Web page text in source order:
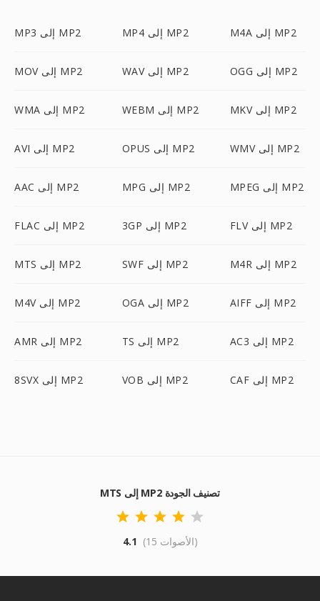
MP3 إلى MP2 MP4 إلى MP2 M4A إلى MP2
MOV إلى MP2 WAV إلى MP2 OGG إلى MP2
WMA إلى MP2 WEBM إلى MP2 MKV إلى MP2
AVI إلى MP2 OPUS إلى MP2 WMV إلى MP2
AAC إلى MP2 MPG إلى MP2 MPEG إلى MP2
FLAC إلى MP2 3GP إلى MP2 FLV إلى MP2
MTS إلى MP2 SWF إلى MP2 M4R إلى MP2
M4V إلى MP2 OGA إلى MP2 AIFF إلى MP2
AMR إلى MP2 TS إلى MP2 AC3 إلى MP2
8SVX إلى MP2 VOB إلى MP2 CAF إلى MP2
MTS إلى MP2 تصنيف الجودة
4.1 (15 الأصوات)